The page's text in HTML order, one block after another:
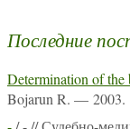
Последние
Determination of the
Bojarun R. — 2003.